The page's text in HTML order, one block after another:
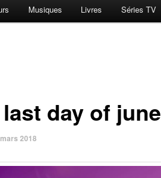
Musiques Livres Séries TV
day of june
2018